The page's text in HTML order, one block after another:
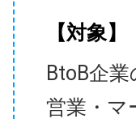
【対象】
BtoB企
営業・マ